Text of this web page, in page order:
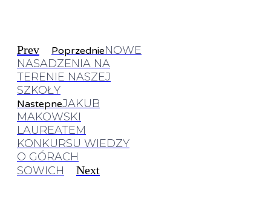
Prev PoprzednieNOWE
NASADZENIA NA
TERENIE NASZEJ
SZKOŁY
NastepneJAKUB
MAKOWSKI
LAUREATEM
KONKURSU WIEDZY
O GÓRACH
SOWICH
Next